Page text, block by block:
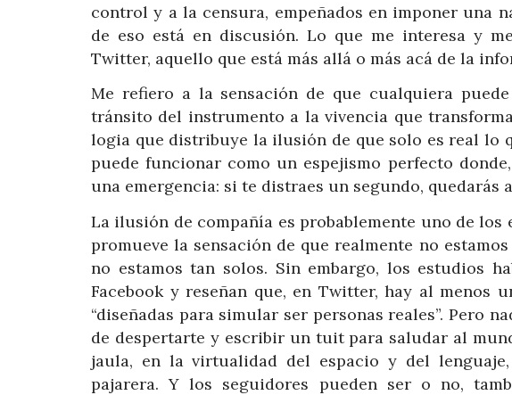
control y a la censura, empeñados en imponer una
de eso está en discusión. Lo que me interesa y
Twitter, aquello que está más allá o más acá de la
Me refiero a la sensación de que cualquiera
tránsito del instrumento a la vivencia que
logia que distribuye la ilusión de que solo es real lo
puede funcionar como un espejismo perfecto
una emergencia: si te distraes un segundo, quedarás
La ilusión de compañía es probablemente uno de los
promueve la sensación de que realmente no
no estamos tan solos. Sin embargo, los estudios
Facebook y reseñan que, en Twitter, hay al menos
“diseñadas para simular ser personas reales”. Pero
de despertarte y escribir un tuit para saludar al
jaula, en la virtualidad del espacio y del
pajarera. Y los seguidores pueden ser o no,